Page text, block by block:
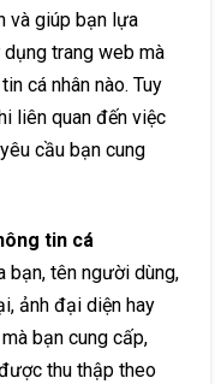
và giúp bạn lựa
trang web mà
cá nhân nào. Tuy
liên quan đến việc
cầu bạn cung
tin cá
tên người dùng,
ảnh đại diện hay
bạn cung cấp,
thu thập theo